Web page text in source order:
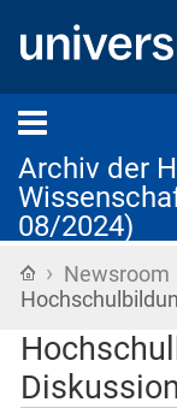
Archiv der
08/2024)
Startseite
› Newsroom
Diskussion